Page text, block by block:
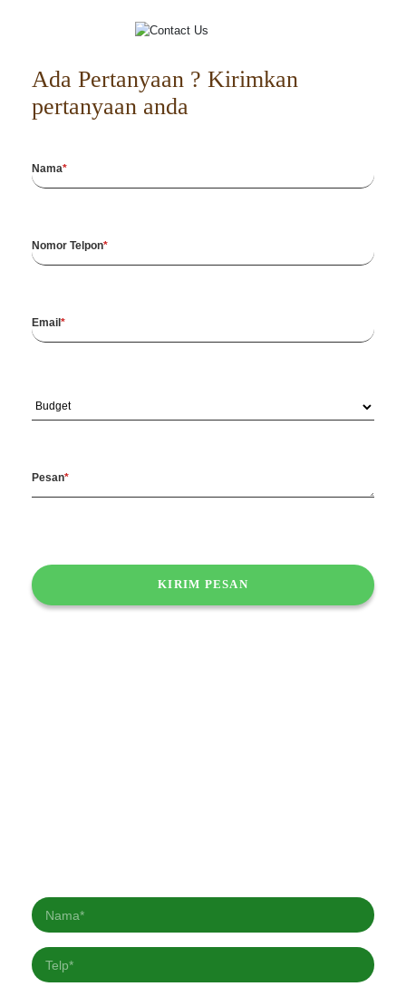
Ada Pertanyaan ? Kirimkan
pertanyaan anda
Nama
Nomor Telpon
Email
Pesan